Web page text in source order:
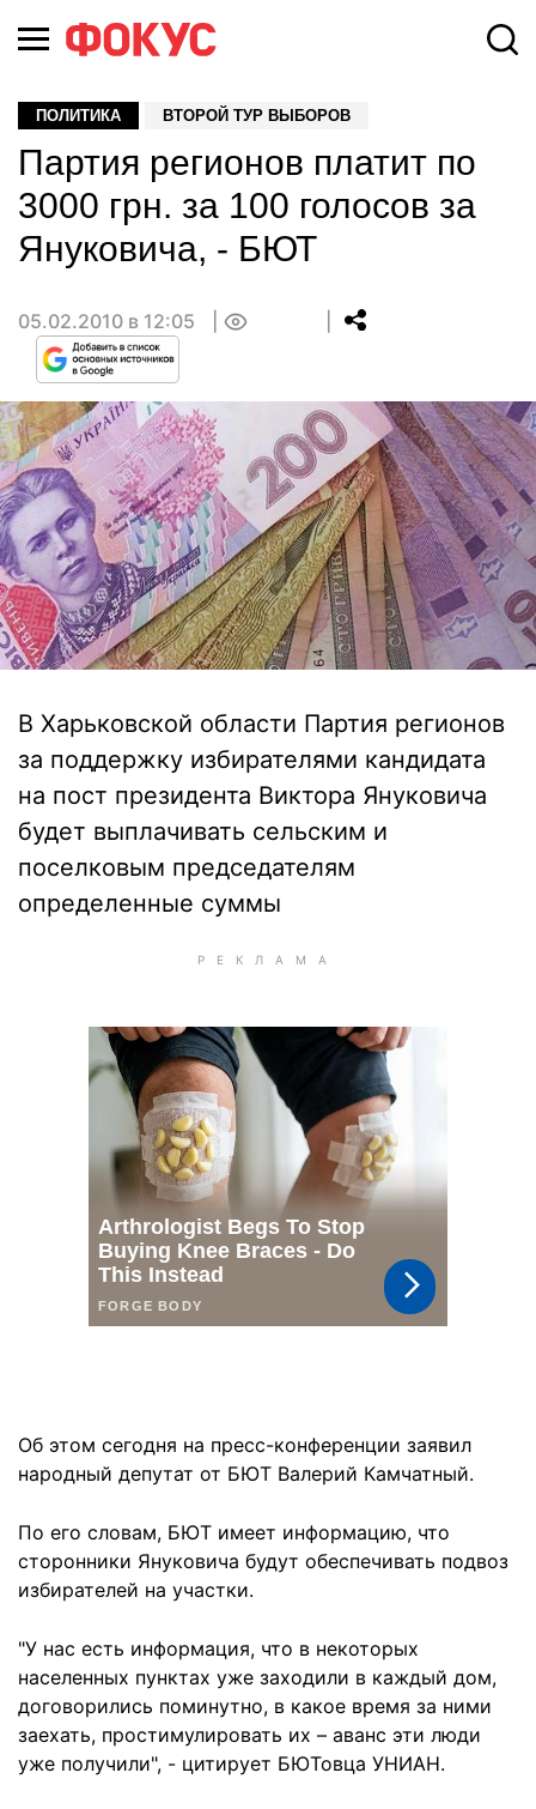
ПОЛИТИКА ВТОРОЙ ТУР ВЫБОРОВ
Партия регионов платит по
3000 грн. за 100 голосов за
Януковича, - БЮТ
05.02.2010 в 12:05
В Харьковской области Партия регионов
за поддержку избирателями кандидата
на пост президента Виктора Януковича
будет выплачивать сельским и
поселковым председателям
определенные суммы
Об этом сегодня на пресс-конференции заявил
народный депутат от БЮТ Валерий Камчатный.
По его словам, БЮТ имеет информацию, что
сторонники Януковича будут обеспечивать подвоз
избирателей на участки.
"У нас есть информация, что в некоторых
населенных пунктах уже заходили в каждый дом,
договорились поминутно, в какое время за ними
заехать, простимулировать их – аванс эти люди
уже получили", - цитирует БЮТовца УНИАН.